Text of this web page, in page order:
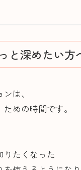
と深めたい方
は、
めの時間です。
りたくなった